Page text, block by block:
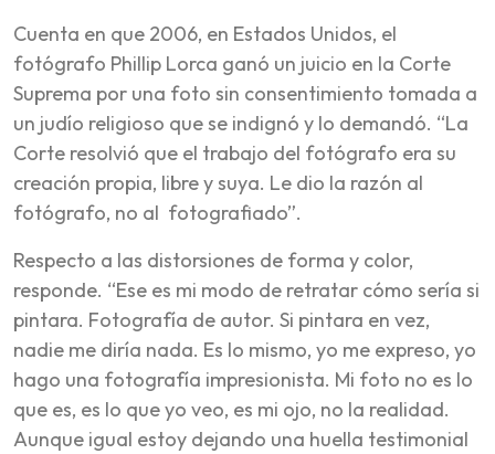
Cuenta en que 2006, en Estados Unidos, el
fotógrafo Phillip Lorca ganó un juicio en la Corte
Suprema por una foto sin consentimiento tomada a
un judío religioso que se indignó y lo demandó. “La
Corte resolvió que el trabajo del fotógrafo era su
creación propia, libre y suya. Le dio la razón al
fotógrafo, no al fotografiado”.
Respecto a las distorsiones de forma y color,
responde. “Ese es mi modo de retratar cómo sería si
pintara. Fotografía de autor. Si pintara en vez,
nadie me diría nada. Es lo mismo, yo me expreso, yo
hago una fotografía impresionista. Mi foto no es lo
que es, es lo que yo veo, es mi ojo, no la realidad.
Aunque igual estoy dejando una huella testimonial